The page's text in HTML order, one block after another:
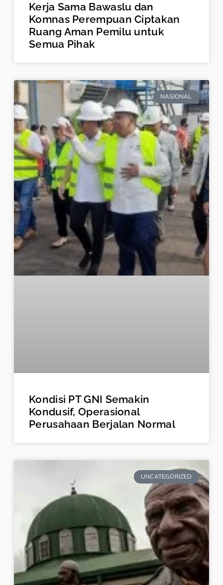
Kerja Sama Bawaslu dan
Komnas Perempuan Ciptakan
Ruang Aman Pemilu untuk
Semua Pihak
NASIONAL
Kondisi PT GNI Semakin
Kondusif, Operasional
Perusahaan Berjalan Normal
UNCATEGORIZED